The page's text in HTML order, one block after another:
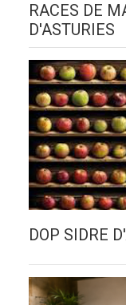
RACES DE
D'ASTURIES
DOP SIDRE